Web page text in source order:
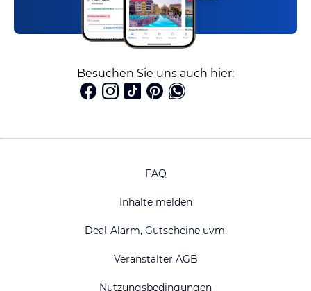
Besuchen Sie uns auch hier:
FAQ
Inhalte melden
Deal-Alarm, Gutscheine uvm.
Veranstalter AGB
Nutzungsbedingungen